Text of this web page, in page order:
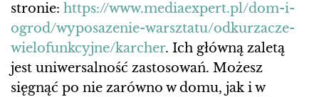
stronie: https://www.mediaexpert.pl/dom-i-
ogrod/wyposazenie-warsztatu/odkurzacze-
wielofunkcyjne/karcher. Ich główną zaletą
jest uniwersalność zastosowań. Możesz
sięgnąć po nie zarówno w domu, jak i w